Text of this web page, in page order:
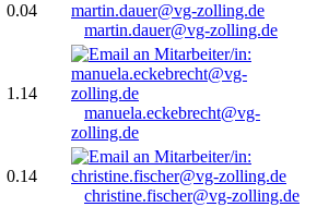
0.04
martin.dauer@vg-zolling.de
1.14
manuela.eckebrecht@vg-
zolling.de
0.14
christine.fischer@vg-zolling.de